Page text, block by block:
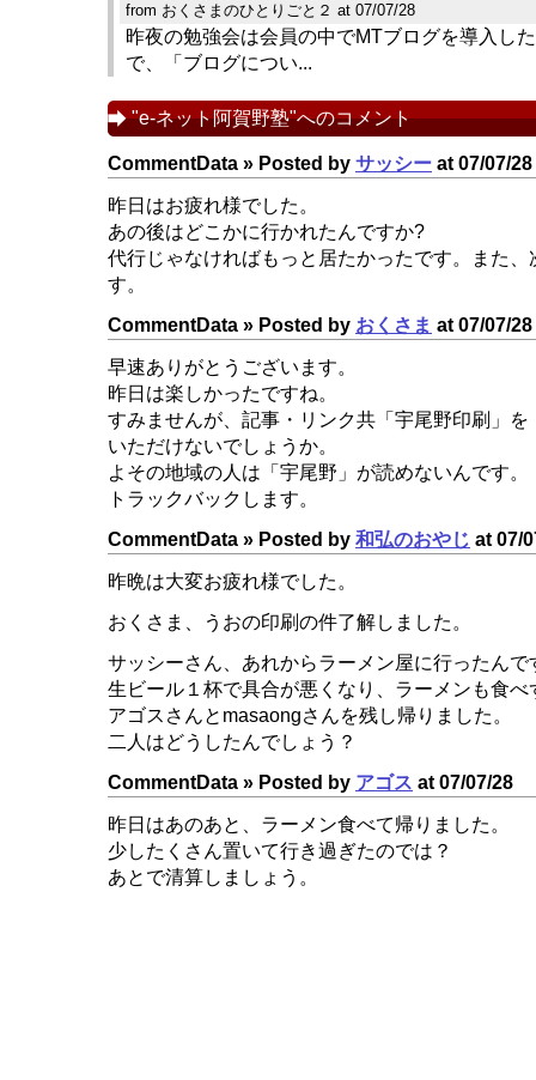
from おくさまのひとりごと２ at 07/07/28
昨夜の勉強会は会員の中でMTブログを導入し
で、「ブログについ...
"e-ネット阿賀野塾"へのコメント
CommentData » Posted by サッシー at 07/07/28
昨日はお疲れ様でした。
あの後はどこかに行かれたんですか?
代行じゃなければもっと居たかったです。また、
す。
CommentData » Posted by おくさま at 07/07/28
早速ありがとうございます。
昨日は楽しかったですね。
すみませんが、記事・リンク共「宇尾野印刷」
いただけないでしょうか。
よその地域の人は「宇尾野」が読めないんです。
トラックバックします。
CommentData » Posted by 和弘のおやじ at 07/
昨晩は大変お疲れ様でした。
おくさま、うおの印刷の件了解しました。
サッシーさん、あれからラーメン屋に行ったんで
生ビール１杯で具合が悪くなり、ラーメンも食べ
アゴスさんとmasaongさんを残し帰りました。
二人はどうしたんでしょう？
CommentData » Posted by アゴス at 07/07/28
昨日はあのあと、ラーメン食べて帰りました。
少したくさん置いて行き過ぎたのでは？
あとで清算しましょう。